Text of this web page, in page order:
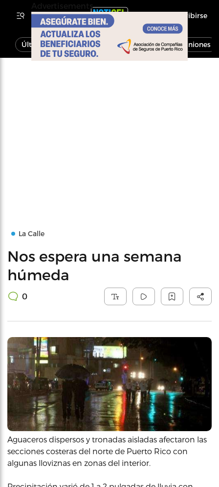
Inscribirse
Última Hora Noticias Economía Opiniones
La Calle
Nos espera una semana
húmeda
0
Aguaceros dispersos y tronadas aisladas afectaron las
secciones costeras del norte de Puerto Rico con
algunas lloviznas en zonas del interior.
Advertisements